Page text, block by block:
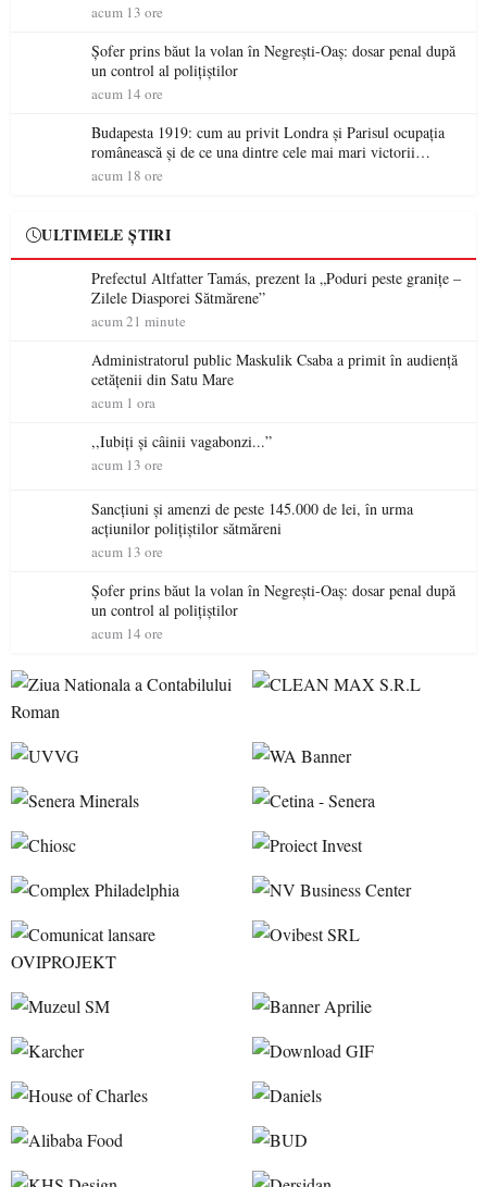
acum 13 ore
Șofer prins băut la volan în Negrești-Oaș: dosar penal după
un control al polițiștilor
acum 14 ore
Budapesta 1919: cum au privit Londra și Parisul ocupația
românească și de ce una dintre cele mai mari victorii
militare ale României a devenit o controversă diplomatică
acum 18 ore
ULTIMELE ȘTIRI
Prefectul Altfatter Tamás, prezent la „Poduri peste granițe –
Zilele Diasporei Sătmărene”
acum 21 minute
Administratorul public Maskulik Csaba a primit în audiență
cetățenii din Satu Mare
acum 1 ora
,,Iubiți și câinii vagabonzi...”
acum 13 ore
Sancțiuni și amenzi de peste 145.000 de lei, în urma
acțiunilor polițiștilor sătmăreni
acum 13 ore
Șofer prins băut la volan în Negrești-Oaș: dosar penal după
un control al polițiștilor
acum 14 ore